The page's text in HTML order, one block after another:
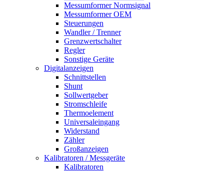
Messumformer Normsignal
Messumformer OEM
Steuerungen
Wandler / Trenner
Grenzwertschalter
Regler
Sonstige Geräte
Digitalanzeigen
Schnittstellen
Shunt
Sollwertgeber
Stromschleife
Thermoelement
Universaleingang
Widerstand
Zähler
Großanzeigen
Kalibratoren / Messgeräte
Kalibratoren